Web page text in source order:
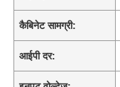
कैबिनेट सामग्री:
आईपी ​​दर: